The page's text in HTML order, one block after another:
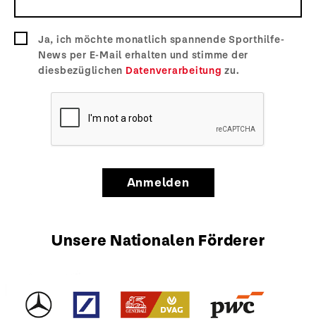
Ja, ich möchte monatlich spannende Sporthilfe-
News per E-Mail erhalten und stimme der
diesbezüglichen Datenverarbeitung zu.
Anmelden
Unsere Nationalen Förderer